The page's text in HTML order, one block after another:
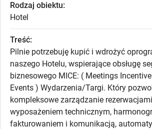
Rodzaj obiektu:
Hotel
Treść:
Pilnie potrzebuję kupić i wdrożyć
naszego Hotelu, wspierające obsługę
biznesowego MICE: ( Meetings
Events ) Wydarzenia/Targi. Który
kompleksowe zarządzanie
wyposażeniem technicznym,
fakturowaniem i komunikacją,